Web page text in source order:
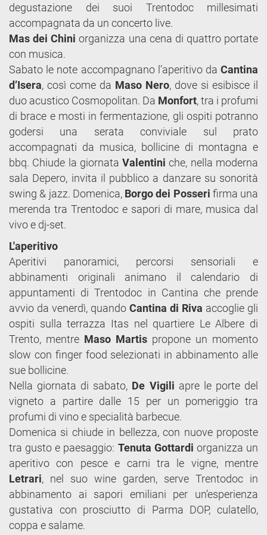
degustazione dei suoi Trentodoc millesimati
accompagnata da un concerto live.
Mas dei Chini organizza una cena di quattro portate
con musica.
Sabato le note accompagnano l’aperitivo da Cantina
d’Isera, così come da Maso Nero, dove si esibisce il
duo acustico Cosmopolitan. Da Monfort, tra i profumi
di brace e mosti in fermentazione, gli ospiti potranno
godersi una serata conviviale sul prato
accompagnati da musica, bollicine di montagna e
bbq. Chiude la giornataValentini che, nella moderna
sala Depero, invita il pubblico a danzare su sonorità
swing & jazz. Domenica, Borgo dei Posseri firma una
merenda tra Trentodoc e sapori di mare, musica dal
vivo e dj-set.
L'aperitivo
Aperitivi panoramici, percorsi sensoriali e
abbinamenti originali animano il calendario di
appuntamenti di Trentodoc in Cantina che prende
avvio da venerdì, quando Cantina di Riva accoglie gli
ospiti sulla terrazza Itas nel quartiere Le Albere di
Trento, mentre Maso Martis propone un momento
slow con finger food selezionati in abbinamento alle
sue bollicine.
Nella giornata di sabato, De Vigili apre le porte del
vigneto a partire dalle 15 per un pomeriggio tra
profumi di vino e specialità barbecue.
Domenica si chiude in bellezza, con nuove proposte
tra gusto e paesaggio: Tenuta Gottardi organizza un
aperitivo con pesce e carni tra le vigne, mentre
Letrari, nel suo wine garden, serve Trentodoc in
abbinamento ai sapori emiliani per un’esperienza
gustativa con prosciutto di Parma DOP, culatello,
coppa e salame.